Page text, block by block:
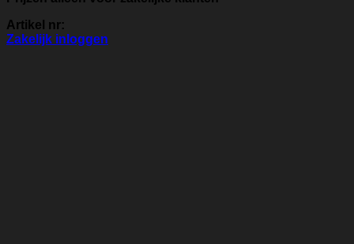
Artikel nr:
Zakelijk inloggen